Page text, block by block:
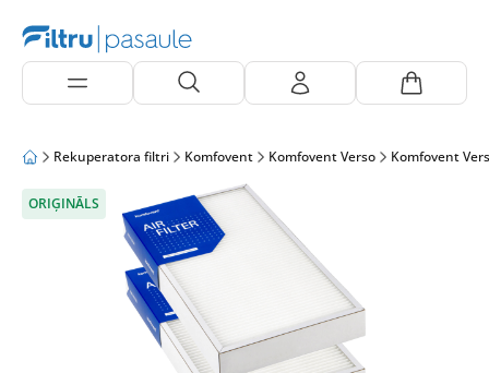
Rekuperatora filtri Komfovent Komfovent Verso Komfovent
ORIĢINĀLS